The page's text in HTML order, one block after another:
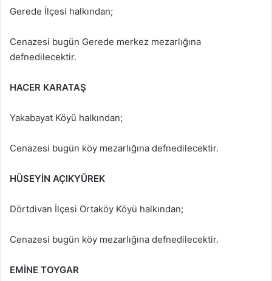
Gerede İlçesi halkından;
Cenazesi bugün Gerede merkez mezarlığına
defnedilecektir.
HACER KARATAŞ
Yakabayat Köyü halkından;
Cenazesi bugün köy mezarlığına defnedilecektir.
HÜSEYİN AÇIKYÜREK
Dörtdivan İlçesi Ortaköy Köyü halkından;
Cenazesi bugün köy mezarlığına defnedilecektir.
EMİNE TOYGAR